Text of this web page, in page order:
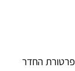
החדר